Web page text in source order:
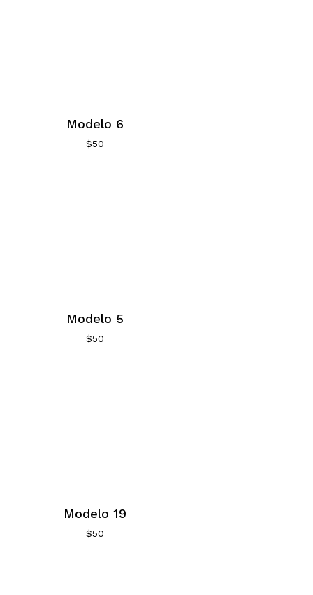
Modelo 6
$50
Modelo 5
$50
Modelo 19
$50